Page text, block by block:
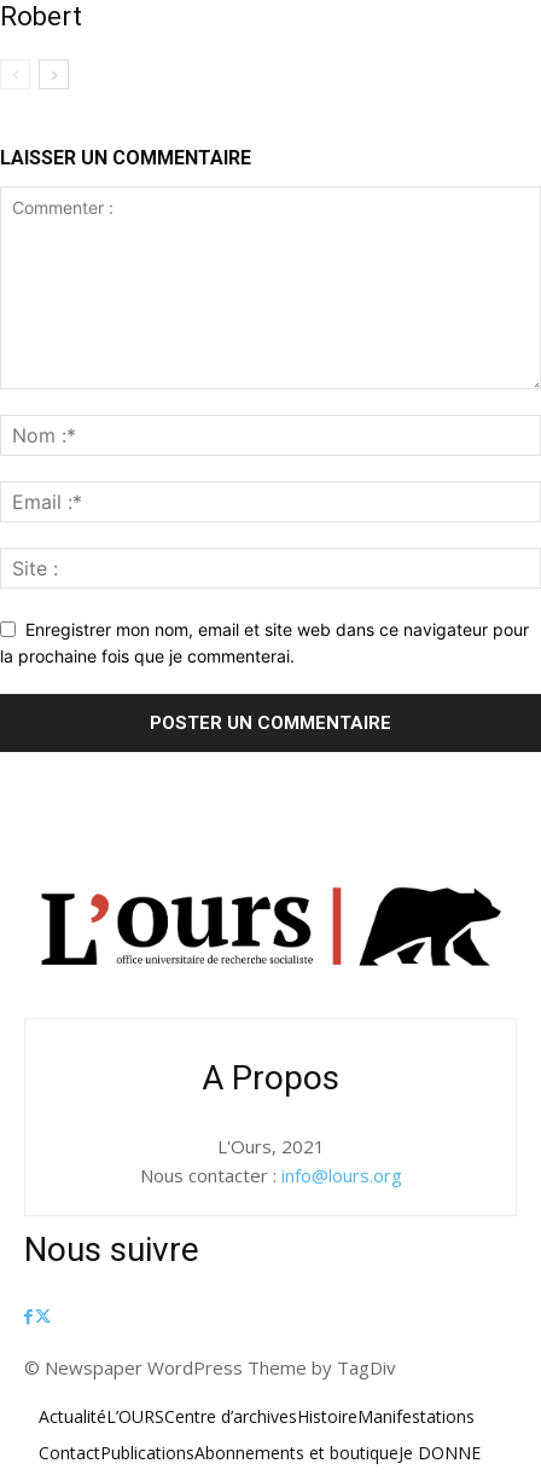
Robert
LAISSER UN COMMENTAIRE
Enregistrer mon nom, email et site web dans ce navigateur pour
la prochaine fois que je commenterai.
A Propos
L'Ours, 2021
Nous contacter : info@lours.org
Nous suivre
© Newspaper WordPress Theme by TagDiv
ActualitéL’OURSCentre d’archivesHistoireManifestations
ContactPublicationsAbonnements et boutiqueJe DONNE